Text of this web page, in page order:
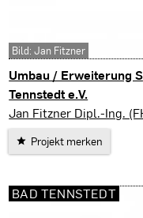
Umbau / Erweiterung
Tennstedt e.V.
Bad Tennstedt
Jan Fitzner Dipl.-Ing.
Projekt merken
Bild: Jan Fitzner
BAD TENNSTEDT